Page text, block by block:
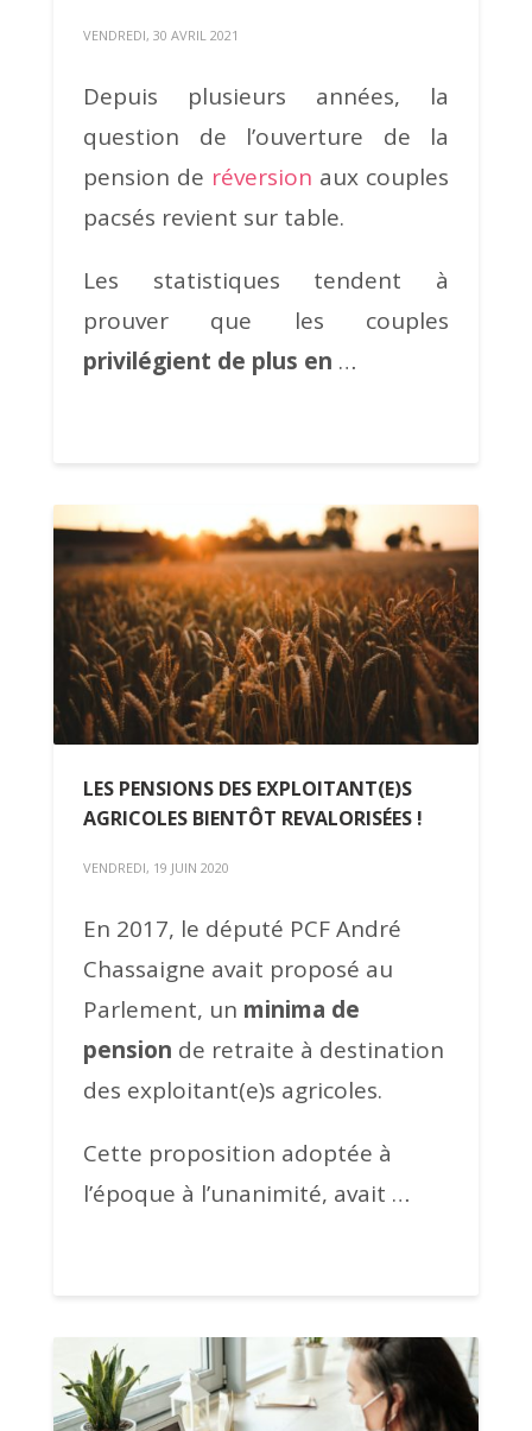
VENDREDI, 30 AVRIL 2021
Depuis plusieurs années, la
question de l’ouverture de la
pension de réversion aux couples
pacsés revient sur table.
Les statistiques tendent à
prouver que les couples
privilégient de plus en …
LES PENSIONS DES EXPLOITANT(E)S
AGRICOLES BIENTÔT REVALORISÉES !
VENDREDI, 19 JUIN 2020
En 2017, le député PCF André
Chassaigne avait proposé au
Parlement, un minima de
pension de retraite à destination
des exploitant(e)s agricoles.
Cette proposition adoptée à
l’époque à l’unanimité, avait …